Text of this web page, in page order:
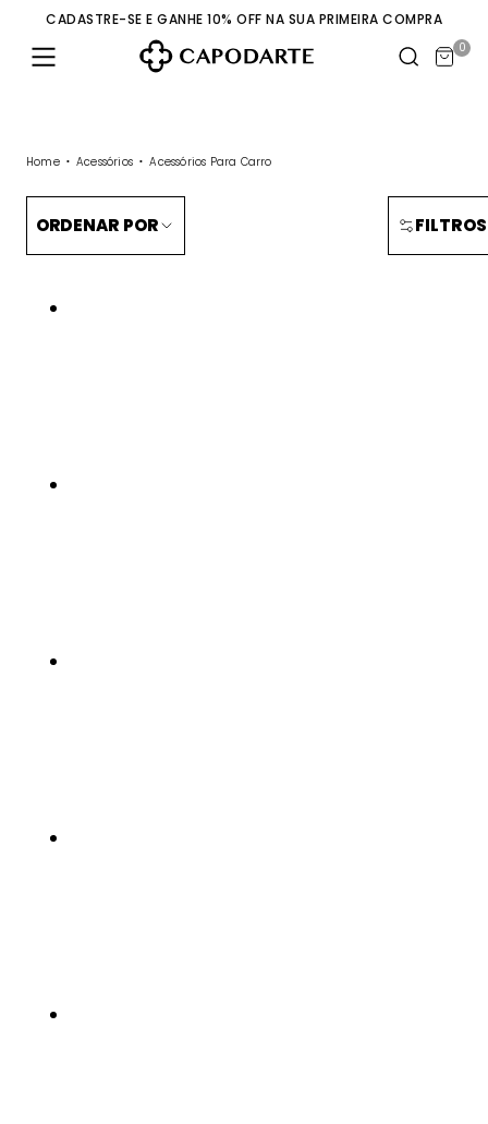
CADASTRE-SE E GANHE 10% OFF NA SUA PRIMEIRA COMPRA
0
Home Acessórios Acessórios Para Carro
FILTROS
ORDENAR POR